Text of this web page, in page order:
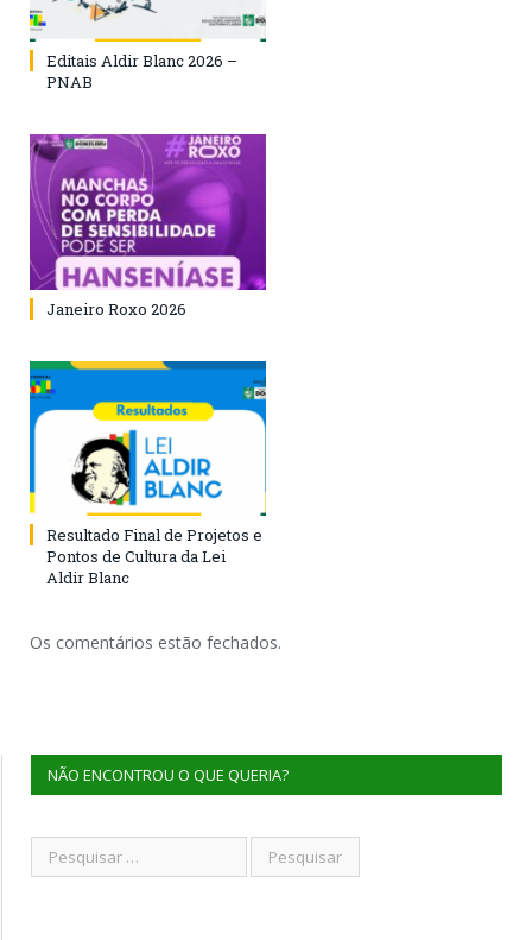
Editais Aldir Blanc 2026 –
PNAB
Janeiro Roxo 2026
Resultado Final de Projetos e
Pontos de Cultura da Lei
Aldir Blanc
Os comentários estão fechados.
NÃO ENCONTROU O QUE QUERIA?